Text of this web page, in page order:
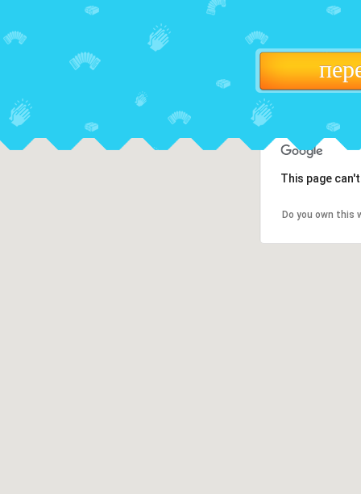
This page
Do you own this